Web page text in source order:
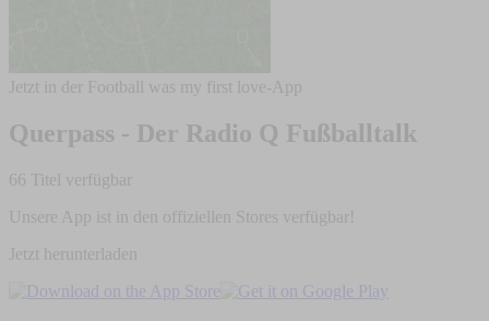
Jetzt in der Football was my first love-App
Querpass - Der Radio Q Fußballtalk
66 Titel verfügbar
Unsere App ist in den offiziellen Stores verfügbar!
Jetzt herunterladen